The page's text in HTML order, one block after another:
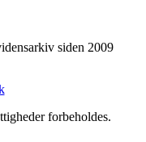
siden 2009
forbeholdes.